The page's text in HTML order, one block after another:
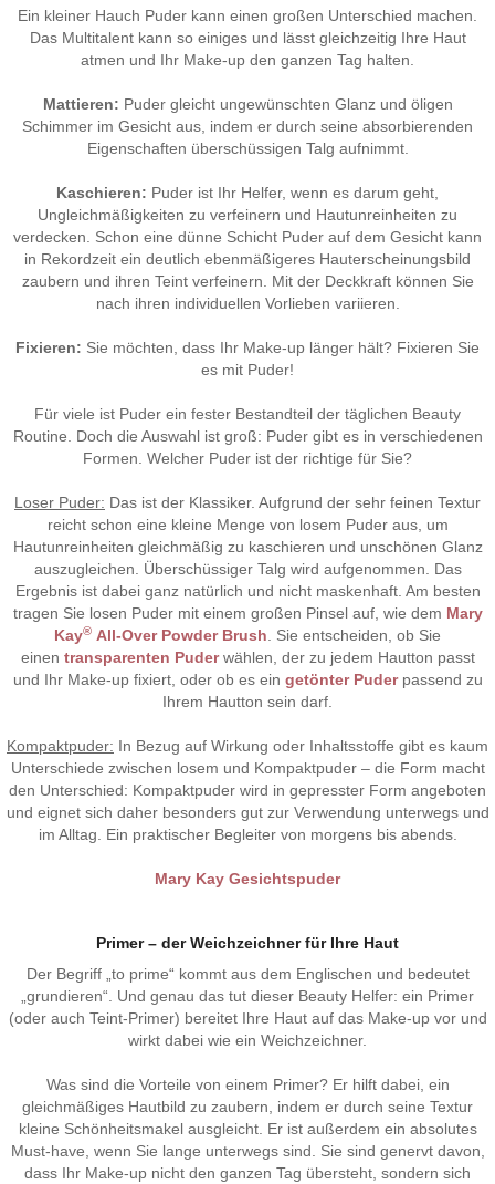
Ein kleiner Hauch Puder kann einen großen Unterschied machen.
Das Multitalent kann so einiges und lässt gleichzeitig Ihre Haut
atmen und Ihr Make-up den ganzen Tag halten.
Mattieren: Puder gleicht ungewünschten Glanz und öligen
Schimmer im Gesicht aus, indem er durch seine absorbierenden
Eigenschaften überschüssigen Talg aufnimmt.
Kaschieren: Puder ist Ihr Helfer, wenn es darum geht,
Ungleichmäßigkeiten zu verfeinern und Hautunreinheiten zu
verdecken. Schon eine dünne Schicht Puder auf dem Gesicht kann
in Rekordzeit ein deutlich ebenmäßigeres Hauterscheinungsbild
zaubern und ihren Teint verfeinern. Mit der Deckkraft können Sie
nach ihren individuellen Vorlieben variieren.
Fixieren: Sie möchten, dass Ihr Make-up länger hält? Fixieren Sie
es mit Puder!
Für viele ist Puder ein fester Bestandteil der täglichen Beauty
Routine. Doch die Auswahl ist groß: Puder gibt es in verschiedenen
Formen. Welcher Puder ist der richtige für Sie?
Loser Puder: Das ist der Klassiker. Aufgrund der sehr feinen Textur
reicht schon eine kleine Menge von losem Puder aus, um
Hautunreinheiten gleichmäßig zu kaschieren und unschönen Glanz
auszugleichen. Überschüssiger Talg wird aufgenommen. Das
Ergebnis ist dabei ganz natürlich und nicht maskenhaft. Am besten
tragen Sie losen Puder mit einem großen Pinsel auf, wie dem Mary
Kay® All-Over Powder Brush . Sie entscheiden, ob Sie
einen transparenten Puderwählen, der zu jedem Hautton passt
und Ihr Make-up fixiert, oder ob es ein getönter Puderpassend zu
Ihrem Hautton sein darf.
Kompaktpuder: In Bezug auf Wirkung oder Inhaltsstoffe gibt es kaum
Unterschiede zwischen losem und Kompaktpuder – die Form macht
den Unterschied: Kompaktpuder wird in gepresster Form angeboten
und eignet sich daher besonders gut zur Verwendung unterwegs und
im Alltag. Ein praktischer Begleiter von morgens bis abends.
Mary Kay Gesichtspuder
Primer – der Weichzeichner für Ihre Haut
Der Begriff „to prime“ kommt aus dem Englischen und bedeutet
„grundieren“. Und genau das tut dieser Beauty Helfer: ein Primer
(oder auch Teint-Primer) bereitet Ihre Haut auf das Make-up vor und
wirkt dabei wie ein Weichzeichner.
Was sind die Vorteile von einem Primer? Er hilft dabei, ein
gleichmäßiges Hautbild zu zaubern, indem er durch seine Textur
kleine Schönheitsmakel ausgleicht. Er ist außerdem ein absolutes
Must-have, wenn Sie lange unterwegs sind. Sie sind genervt davon,
dass Ihr Make-up nicht den ganzen Tag übersteht, sondern sich